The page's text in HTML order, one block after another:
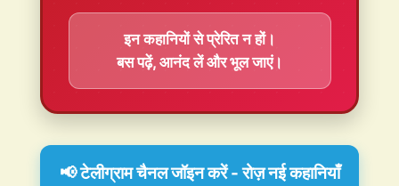
इन कहानियों से प्रेरित न हों।
बस पढ़ें, आनंद लें और भूल जाएं।
📢 टेलीग्राम चैनल जॉइन करें - रोज़ नई कहानियाँ